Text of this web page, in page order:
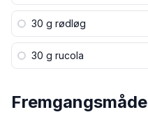
30 g rødløg
30 g rucola
Fremgangsmåde